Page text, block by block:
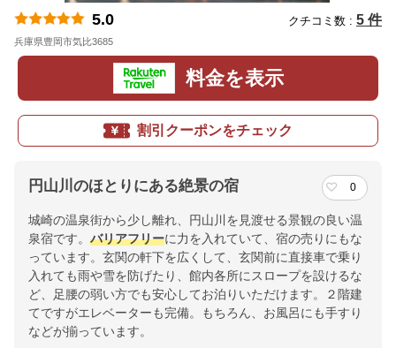
5.0 クチコミ数 : 5 件
兵庫県豊岡市気比3685
料金を表示
割引クーポンをチェック
円山川のほとりにある絶景の宿 0
城崎の温泉街から少し離れ、円山川を見渡せる景観の良い温
泉宿です。 バリアフリーに力を入れていて、宿の売りにもな
っています。玄関の軒下を広くして、玄関前に直接車で乗り
入れても雨や雪を防げたり、館内各所にスロープを設けるな
ど、足腰の弱い方でも安心してお泊りいただけます。２階建
てですがエレベーターも完備。もちろん、お風呂にも手すり
などが揃っています。